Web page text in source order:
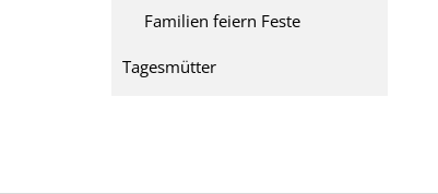
Familien feiern Feste
Tagesmütter